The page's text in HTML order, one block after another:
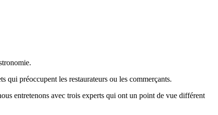
qui préoccupent les restaurateurs ou les commerçants.
entretenons avec trois experts qui ont un point de vue différent